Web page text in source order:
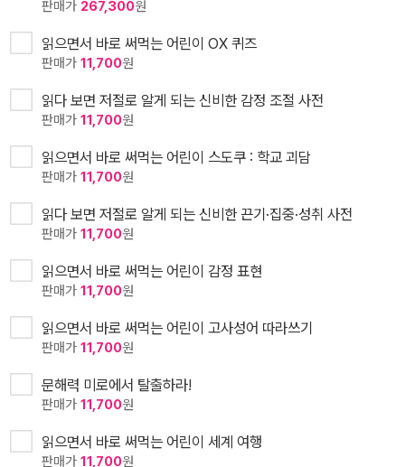
판매가 267,300원
읽으면서 바로 써먹는 어린이 OX 퀴즈
판매가 11,700원
읽다 보면 저절로 알게 되는 신비한 감정 조절 사전
판매가 11,700원
읽으면서 바로 써먹는 어린이 스도쿠 : 학교 괴담
판매가 11,700원
읽다 보면 저절로 알게 되는 신비한 끈기·집중·성취 사전
판매가 11,700원
읽으면서 바로 써먹는 어린이 감정 표현
판매가 11,700원
읽으면서 바로 써먹는 어린이 고사성어 따라쓰기
판매가 11,700원
문해력 미로에서 탈출하라!
판매가 11,700원
읽으면서 바로 써먹는 어린이 세계 여행
판매가 11,700원